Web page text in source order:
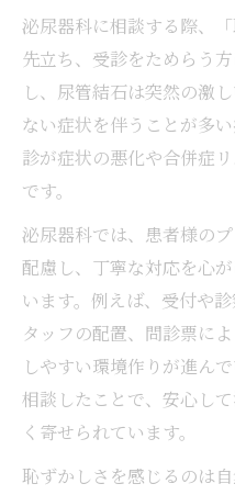
泌尿器科に相談する際、
先立ち、受診をためらう
し、尿管結石は突然の激
ない症状を伴うことが多
診が症状の悪化や合併症
です。
泌尿器科では、患者様の
配慮し、丁寧な対応を心
います。例えば、受付や
タッフの配置、問診票に
しやすい環境作りが進ん
相談したことで、安心し
く寄せられています。
恥ずかしさを感じるのは